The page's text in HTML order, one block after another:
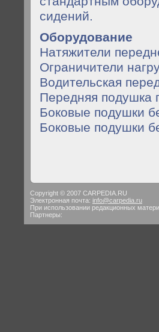
сидений.
Оборудование
Натяжители
Ограничители
Водительская
Передняя
Боковые подушки
Боковые подушки
Copyright © 2007 CARPEDIA.RU
Электронная почта: info@carpedia.ru
При использовании редакционных
Партнеры: